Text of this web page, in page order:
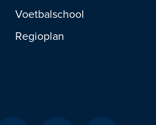
Voetbalschool
Regioplan